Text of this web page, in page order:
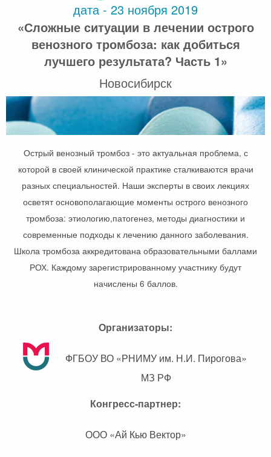
дата - 23 ноября 2019
«Сложные ситуации в лечении острого
венозного тромбоза: как добиться
лучшего результата? Часть 1»
Новосибирск
Острый венозный тромбоз - это актуальная проблема, с
которой в своей клинической практике сталкиваются врачи
разных специальностей. Наши эксперты в своих лекциях
осветят основополагающие моменты острого венозного
тромбоза: этиологию,патогенез, методы диагностики и
современные подходы к лечению данного заболевания.
Школа тромбоза аккредитована образовательными баллами
РОХ. Каждому зарегистрированному участнику будут
начислены 6 баллов.
Организаторы:
ФГБОУ ВО «РНИМУ им. Н.И. Пирогова»
МЗ РФ
Конгресс-партнер:
ООО «Ай Кью Вектор»